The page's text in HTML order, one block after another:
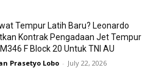
Tempur Latih Baru? Leonardo
Kontrak Pengadaan Jet Tempur
F Block 20 Untuk TNI AU
Prasetyo Lobo - July 22, 2026